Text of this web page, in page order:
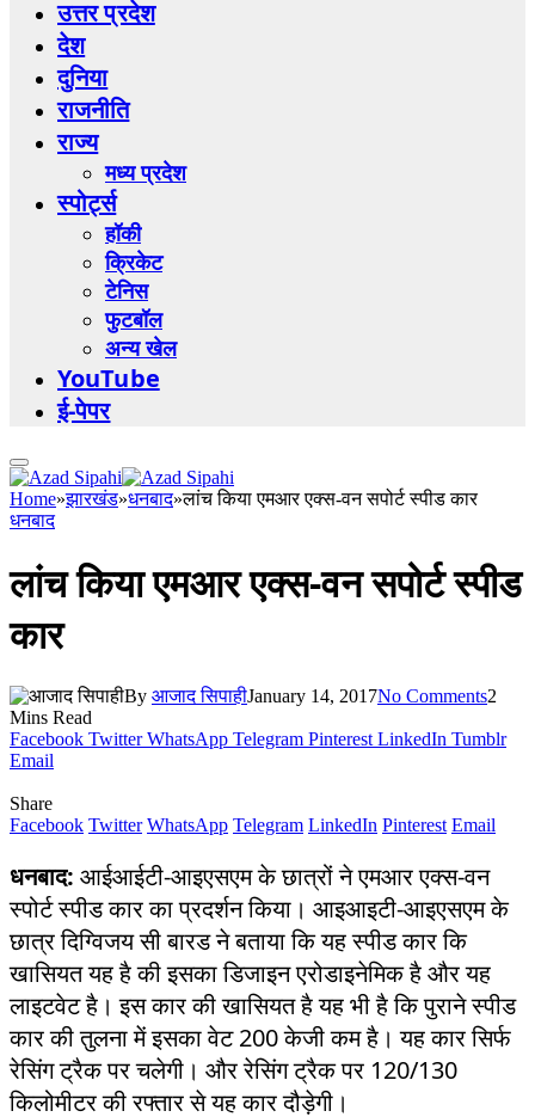
उत्तर प्रदेश
देश
दुनिया
राजनीति
राज्य
मध्य प्रदेश
स्पोर्ट्स
हॉकी
क्रिकेट
टेनिस
फुटबॉल
अन्य खेल
YouTube
ई-पेपर
Home»झारखंड»धनबाद»लांच किया एमआर एक्स-वन सपोर्ट स्पीड कार
धनबाद
लांच किया एमआर एक्स-वन सपोर्ट स्पीड
कार
By आजाद सिपाहीJanuary 14, 2017No Comments2
Mins Read
Facebook Twitter WhatsApp Telegram Pinterest LinkedIn Tumblr
Email
Share
Facebook Twitter WhatsApp Telegram LinkedIn Pinterest Email
धनबाद: आईआईटी-आइएसएम के छात्रों ने एमआर एक्स-वन
स्पोर्ट स्पीड कार का प्रदर्शन किया। आइआइटी-आइएसएम के
छात्र दिग्विजय सी बारड ने बताया कि यह स्पीड कार कि
खासियत यह है की इसका डिजाइन एरोडाइनेमिक है और यह
लाइटवेट है। इस कार की खासियत है यह भी है कि पुराने स्पीड
कार की तुलना में इसका वेट 200 केजी कम है। यह कार सिर्फ
रेसिंग ट्रैक पर चलेगी। और रेसिंग ट्रैक पर 120/130
किलोमीटर की रफ्तार से यह कार दौड़ेगी।